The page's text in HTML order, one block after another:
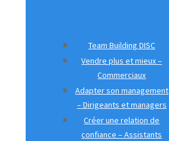
Team Building DISC
Vendre plus et mieux –
Commerciaux
Adapter son management
– Dirigeants et managers
Créer une relation de
confiance – Assistants